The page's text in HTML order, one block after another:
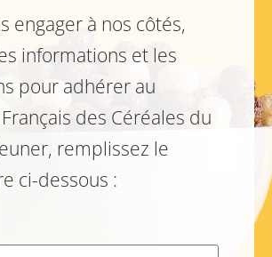
engager à nos côtés,
informations et les
pour adhérer au
des Céréales du
remplissez le
ci-dessous :